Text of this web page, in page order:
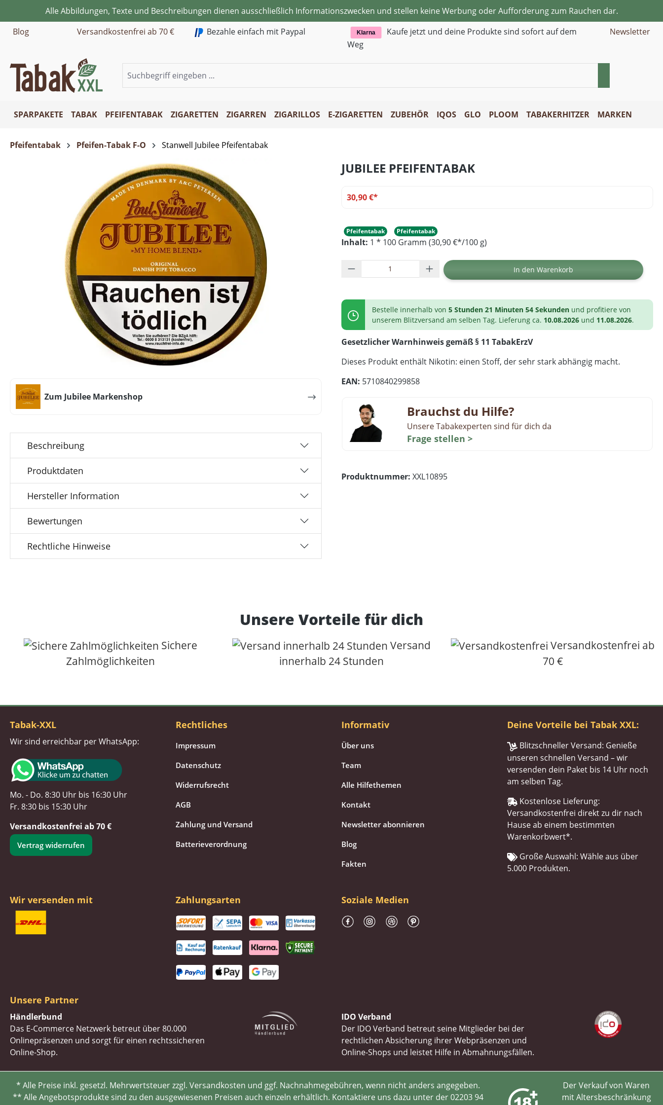
Hauptinhalt springen
Zur Suche springen
Zur Hauptnavigation springen
Alle Abbildungen, Texte und Beschreibungen dienen ausschließlich Informationszwecken und stellen keine Werbung oder Aufforderung zum Rauchen dar.
Blog
Versandkostenfrei ab 70 € Bezahle einfach mit Paypal Klarna
Kaufe jetzt und deine Produkte sind sofort auf dem
Weg
Newsletter
SPARPAKETE TABAK PFEIFENTABAK ZIGARETTEN ZIGARREN ZIGARILLOS E-ZIGARETTEN ZUBEHÖR IQOS GLO PLOOM TABAKERHITZER MARKEN
Pfeifentabak Pfeifen-Tabak F-O Stanwell Jubilee Pfeifentabak
Zum Jubilee Markenshop
Beschreibung
Produktdaten
Hersteller Information
Bewertungen
Rechtliche Hinweise
JUBILEE PFEIFENTABAK
30,90 €*
Pfeifentabak Pfeifentabak
Inhalt: 1 * 100 Gramm (30,90 €*/100 g)
Produkt Anzahl: Gib den gewünschten Wert ein oder
In den Warenkorb
Bestelle innerhalb von 5 Stunden 21 Minuten 53 Sekunden und profitiere von
unserem Blitzversand am selben Tag. Lieferung ca. 10.08.2026 und 11.08.2026.
Gesetzlicher Warnhinweis gemäß § 11 TabakErzV
Dieses Produkt enthält Nikotin: einen Stoff, der sehr stark abhängig macht.
EAN: 5710840299858
Brauchst du Hilfe?
Unsere Tabakexperten sind für dich da
Frage stellen >
Produktnummer: XXL10895
Unsere Vorteile für dich
Sichere
Zahlmöglichkeiten
Versand
innerhalb 24 Stunden
Versandkostenfrei ab
70 €
Tabak-XXL
Wir sind erreichbar per WhatsApp:
Mo. - Do. 8:30 Uhr bis 16:30 Uhr
Fr. 8:30 bis 15:30 Uhr
Versandkostenfrei ab 70 €
Vertrag widerrufen
Rechtliches
Impressum
Datenschutz
Widerrufsrecht
AGB
Zahlung und Versand
Batterieverordnung
Informativ
Über uns
Team
Alle Hilfethemen
Kontakt
Newsletter abonnieren
Blog
Fakten
Deine Vorteile bei Tabak XXL:
Blitzschneller Versand: Genieße
unseren schnellen Versand – wir
versenden dein Paket bis 14 Uhr noch
am selben Tag.
Kostenlose Lieferung:
Versandkostenfrei direkt zu dir nach
Hause ab einem bestimmten
Warenkorbwert*.
Große Auswahl: Wähle aus über
5.000 Produkten.
Wir versenden mit Zahlungsarten Soziale Medien
Unsere Partner
Händlerbund
Das E-Commerce Netzwerk betreut über 80.000
Onlinepräsenzen und sorgt für einen rechtssicheren
Online-Shop.
IDO Verband
Der IDO Verband betreut seine Mitglieder bei der
rechtlichen Absicherung ihrer Webpräsenzen und
Online-Shops und leistet Hilfe in Abmahnungsfällen.
* Alle Preise inkl. gesetzl. Mehrwertsteuer zzgl. Versandkosten und ggf. Nachnahmegebühren, wenn nicht anders angegeben.
** Alle Angebotsprodukte sind zu den ausgewiesenen Preisen auch einzeln erhältlich. Kontaktiere uns dazu unter der 02203 94
Der Verkauf von Waren
mit Altersbeschränkung